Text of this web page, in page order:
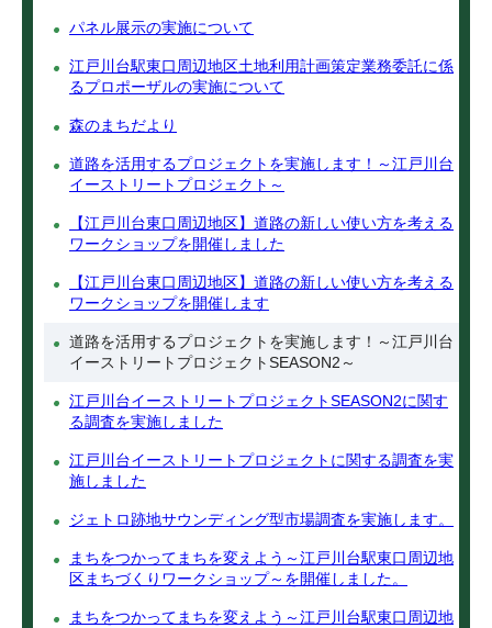
パネル展示の実施について
江戸川台駅東口周辺地区土地利用計画策定業務委託に係
るプロポーザルの実施について
森のまちだより
道路を活用するプロジェクトを実施します！～江戸川台
イーストリートプロジェクト～
【江戸川台東口周辺地区】道路の新しい使い方を考える
ワークショップを開催しました
【江戸川台東口周辺地区】道路の新しい使い方を考える
ワークショップを開催します
道路を活用するプロジェクトを実施します！～江戸川台
イーストリートプロジェクトSEASON2～
江戸川台イーストリートプロジェクトSEASON2に関す
る調査を実施しました
江戸川台イーストリートプロジェクトに関する調査を実
施しました
ジェトロ跡地サウンディング型市場調査を実施します。
まちをつかってまちを変えよう～江戸川台駅東口周辺地
区まちづくりワークショップ～を開催しました。
まちをつかってまちを変えよう～江戸川台駅東口周辺地